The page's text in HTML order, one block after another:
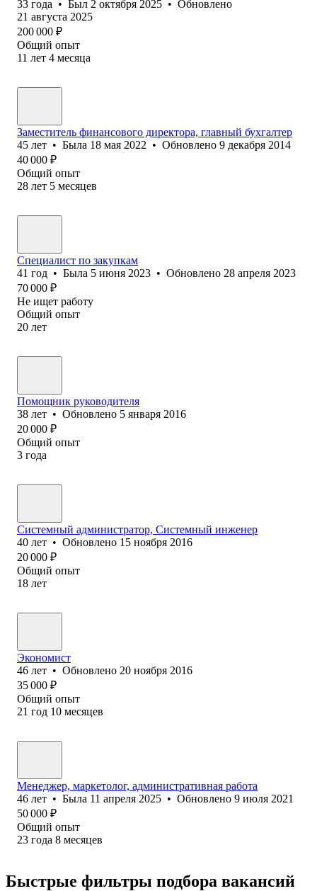
33 года • Был 2 октября 2025 • Обновлено
21 августа 2025
200 000 ₽
Общий опыт
11 лет 4 месяца
Заместитель финансового директора, главный бухгалтер
45 лет • Была 18 мая 2022 • Обновлено 9 декабря 2014
40 000 ₽
Общий опыт
28 лет 5 месяцев
Специалист по закупкам
41 год • Была 5 июня 2023 • Обновлено 28 апреля 2023
70 000 ₽
Не ищет работу
Общий опыт
20 лет
Помощник руководителя
38 лет • Обновлено 5 января 2016
20 000 ₽
Общий опыт
3 года
Системный администратор, Системный инженер
40 лет • Обновлено 15 ноября 2016
20 000 ₽
Общий опыт
18 лет
Экономист
46 лет • Обновлено 20 ноября 2016
35 000 ₽
Общий опыт
21 год 10 месяцев
Менеджер, маркетолог, административная работа
46 лет • Была 11 апреля 2025 • Обновлено 9 июля 2021
50 000 ₽
Общий опыт
23 года 8 месяцев
Быстрые фильтры подбора вакансий